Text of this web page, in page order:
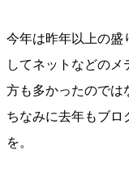
今年は昨年以上の盛
してネットなどの
方も多かったのでは
ちなみに去年もブロ
を。